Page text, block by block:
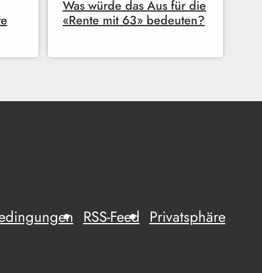
Was würde das Aus für die
«Rente mit 63» bedeuten?
RSS-Feed Privatsphäre